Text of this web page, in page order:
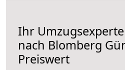
Ihr
nach Blomberg
Preiswert